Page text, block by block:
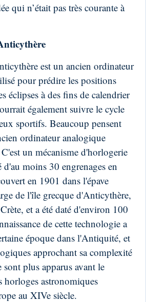
qui n’était pas très courante à
est un ancien ordinateur
pour prédire les positions
éclipses à des fins de calendrier
également suivre le cycle
sportifs. Beaucoup pensent
ordinateur analogique
un mécanisme d'horlogerie
moins 30 engrenages en
en 1901 dans l'épave
de l'île grecque d'Anticythère,
et a été daté d'environ 100
de cette technologie a
époque dans l'Antiquité, et
approchant sa complexité
sont plus apparus avant le
horloges astronomiques
au XIVe siècle.